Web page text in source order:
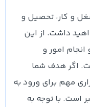
و کار، تحصیل و
داشت. از این
انجام امور و
اگر هدف شما
مهم برای ورود به
است. با توجه به